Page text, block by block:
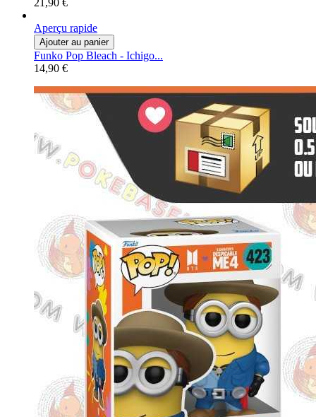
21,90 €
Aperçu rapide
Ajouter au panier
Funko Pop Bleach - Ichigo...
14,90 €